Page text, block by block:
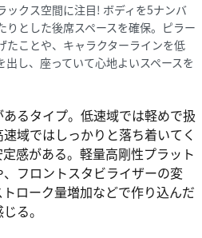
ックス空間に注目! ボディを5ナンバ
りとした後席スペースを確保。ピラー
たことや、キャラクターラインを低
出し、座っていて心地よいスペースを
るタイプ。低速域では軽めで扱
域ではしっかりと落ち着いてく
感がある。軽量高剛性プラット
フロントスタビライザーの変
ローク量増加などで作り込んだ
る。